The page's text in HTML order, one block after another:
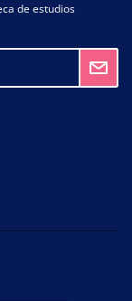
de estudios